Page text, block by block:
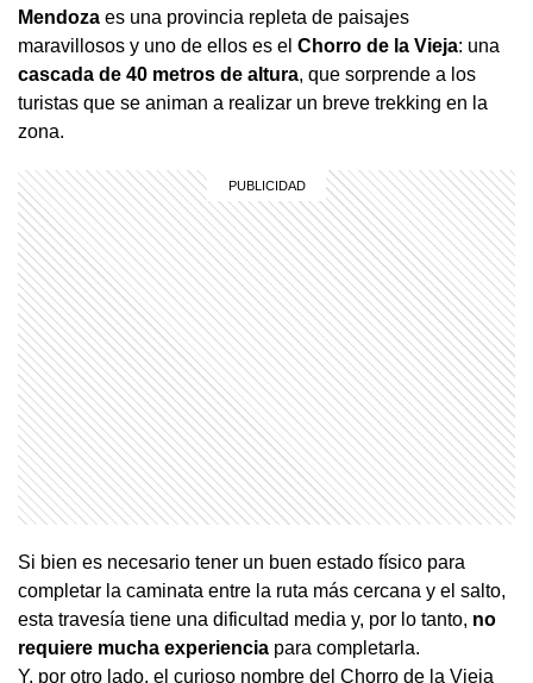
Mendoza es una provincia repleta de paisajes
maravillosos y uno de ellos es el Chorro de la Vieja: una
cascada de 40 metros de altura, que sorprende a los
turistas que se animan a realizar un breve trekking en la
zona.
Si bien es necesario tener un buen estado físico para
completar la caminata entre la ruta más cercana y el salto,
esta travesía tiene una dificultad media y, por lo tanto, no
requiere mucha experiencia para completarla.
Y, por otro lado, el curioso nombre del Chorro de la Vieja